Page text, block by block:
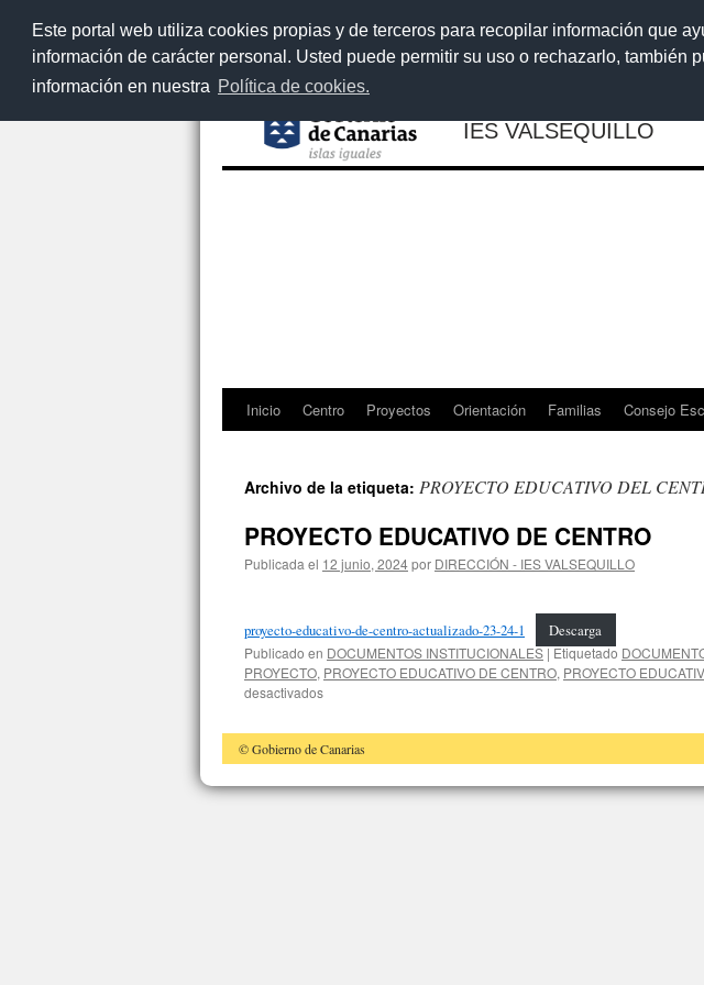
Este portal web utiliza cookies propias y de terceros para recopilar información que
información de carácter personal. Usted puede permitir su uso o rechazarlo,
información en nuestra Política de cookies.
IES VALSEQUILLO
Saltar
contenido
Inicio Centro Proyectos Orientación Familias Consejo
Archivo de la etiqueta: PROYECTO EDUCATIVO DEL
PROYECTO EDUCATIVO DE CENTRO
Publicada el 12 junio, 2024por DIRECCIÓN - IES VALSEQUILLO
proyecto-educativo-de-centro-actualizado-23-24-1 Descarga
Publicado en DOCUMENTOS INSTITUCIONALES|Etiquetado
PROYECTO, PROYECTO EDUCATIVO DE CENTRO, PROYECTO
desactivadosen
EDUCATIVO
DE
CENTRO
© Gobierno de Canarias